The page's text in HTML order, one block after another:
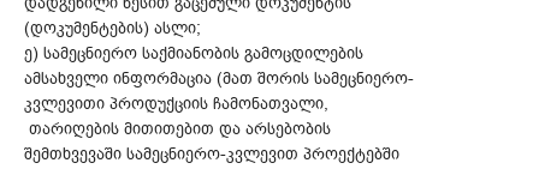
(დოკუმენტების) ასლი;
ე) სამეცნიერო საქმიანობის გამოცდილების
ამსახველი ინფორმაცია (მათ შორის სამეცნიერო-
კვლევითი პროდუქციის ჩამონათვალი,
თარიღების მითითებით და არსებობის
შემთხვევაში სამეცნიერო-კვლევით პროექტებში